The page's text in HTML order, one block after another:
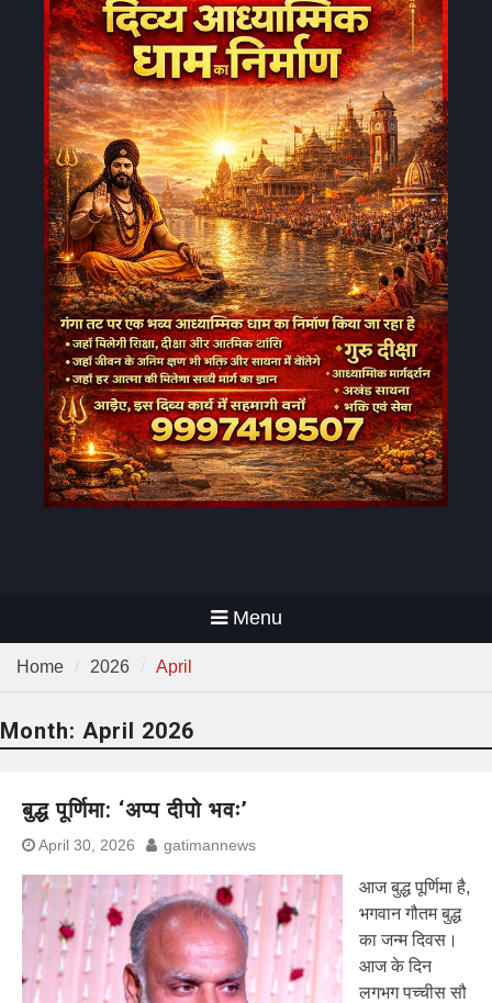
Menu
Home 2026 April
Month: April 2026
बुद्ध पूर्णिमा: ‘अप्प दीपो भवः’
April 30, 2026 gatimannews
आज बुद्ध पूर्णिमा है,
भगवान गौतम बुद्ध
का जन्म दिवस।
आज के दिन
लगभग पच्चीस सौ